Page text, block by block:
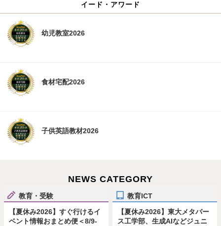
イード・アワード
幼児教室2026
食材宅配2026
子供英語教材2026
NEWS CATEGORY
教育・受験
【夏休み2026】すぐ行けるイ
ベント情報おまとめ便＜8/9-
教育ICT
【夏休み2026】東大メタバー
ス工学部、生成AIなどジュニ